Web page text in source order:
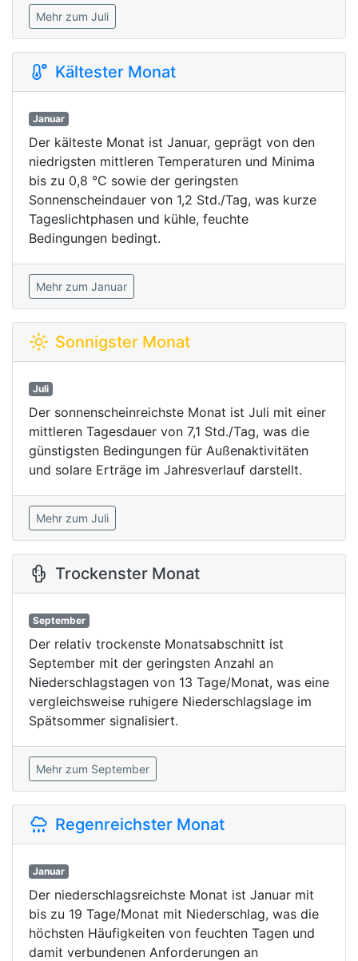
Mehr zum Juli
Kältester Monat
Januar
Der kälteste Monat ist Januar, geprägt von den
niedrigsten mittleren Temperaturen und Minima
bis zu 0,8 °C sowie der geringsten
Sonnenscheindauer von 1,2 Std./Tag, was kurze
Tageslichtphasen und kühle, feuchte
Bedingungen bedingt.
Mehr zum Januar
Sonnigster Monat
Juli
Der sonnenscheinreichste Monat ist Juli mit einer
mittleren Tagesdauer von 7,1 Std./Tag, was die
günstigsten Bedingungen für Außenaktivitäten
und solare Erträge im Jahresverlauf darstellt.
Mehr zum Juli
Trockenster Monat
September
Der relativ trockenste Monatsabschnitt ist
September mit der geringsten Anzahl an
Niederschlagstagen von 13 Tage/Monat, was eine
vergleichsweise ruhigere Niederschlagslage im
Spätsommer signalisiert.
Mehr zum September
Regenreichster Monat
Januar
Der niederschlagsreichste Monat ist Januar mit
bis zu 19 Tage/Monat mit Niederschlag, was die
höchsten Häufigkeiten von feuchten Tagen und
damit verbundenen Anforderungen an